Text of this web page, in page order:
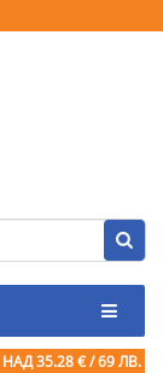
НАД 35.28 € / 69 ЛВ.